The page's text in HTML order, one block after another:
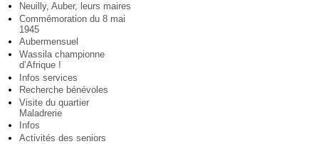
Neuilly, Auber, leurs maires
Commémoration du 8 mai
1945
Aubermensuel
Wassila championne
d’Afrique !
Infos services
Recherche bénévoles
Visite du quartier
Maladrerie
Infos
Activités des seniors